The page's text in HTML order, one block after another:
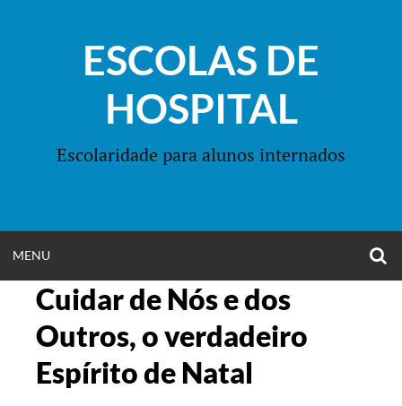
ESCOLAS DE
HOSPITAL
Escolaridade para alunos internados
MENU
MENU
Cuidar de Nós e dos
Outros, o verdadeiro
Espírito de Natal